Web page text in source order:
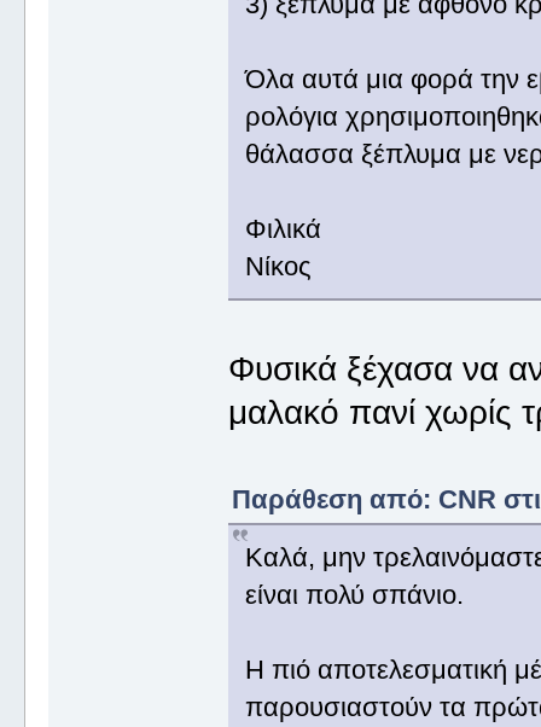
Όλα αυτά μια φορά την
ρολόγια
θάλασσα ξέπλυμα με
Φιλικά
Νίκος
Φυσικά ξέχασα να
μαλακό πανί χωρίς
Παράθεση από: CNR
Καλά, μην
είναι πολύ σπάνιο.
Η πιό αποτελεσματική
παρουσιαστούν τα